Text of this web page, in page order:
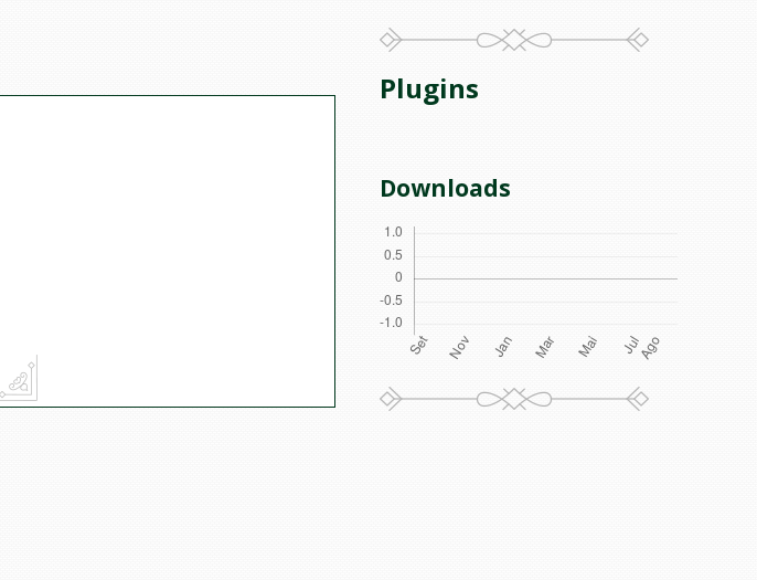
Plugins
Downloads